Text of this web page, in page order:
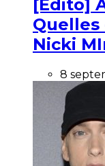
[Edito]
Quelles
Nicki
8